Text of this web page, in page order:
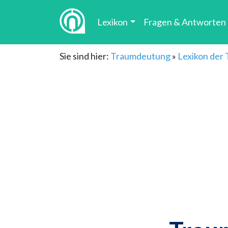
Lexikon Fragen & Antworten
Sie sind hier: Traumdeutung» Lexikon der